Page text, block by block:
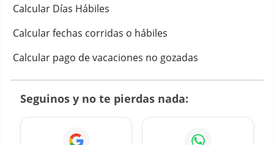
Calcular Días Hábiles
Calcular fechas corridas o hábiles
Calcular pago de vacaciones no gozadas
Seguinos y no te pierdas nada: